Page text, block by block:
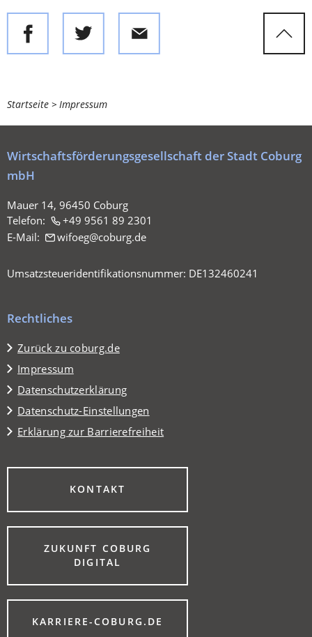
Sie
befinden
sich
hier:
Startseite Impressum
Wirtschaftsförderungsgesellschaft der Stadt Coburg
mbH
Mauer 14, 96450 Coburg
Telefon:
+49 9561 89 2301
E-Mail:
wifoeg coburg de
Umsatzsteueridentifikationsnummer: DE132460241
Rechtliches
Zurück zu coburg.de
Impressum
Datenschutzerklärung
Datenschutz-Einstellungen
Erklärung zur Barrierefreiheit
KONTAKT
EINEM
NEUEN
ZUKUNFT COBURG
DIGITAL
EINEM
NEUEN
TAB)KARRIERE-COBURG.DE
(ÖFFNET